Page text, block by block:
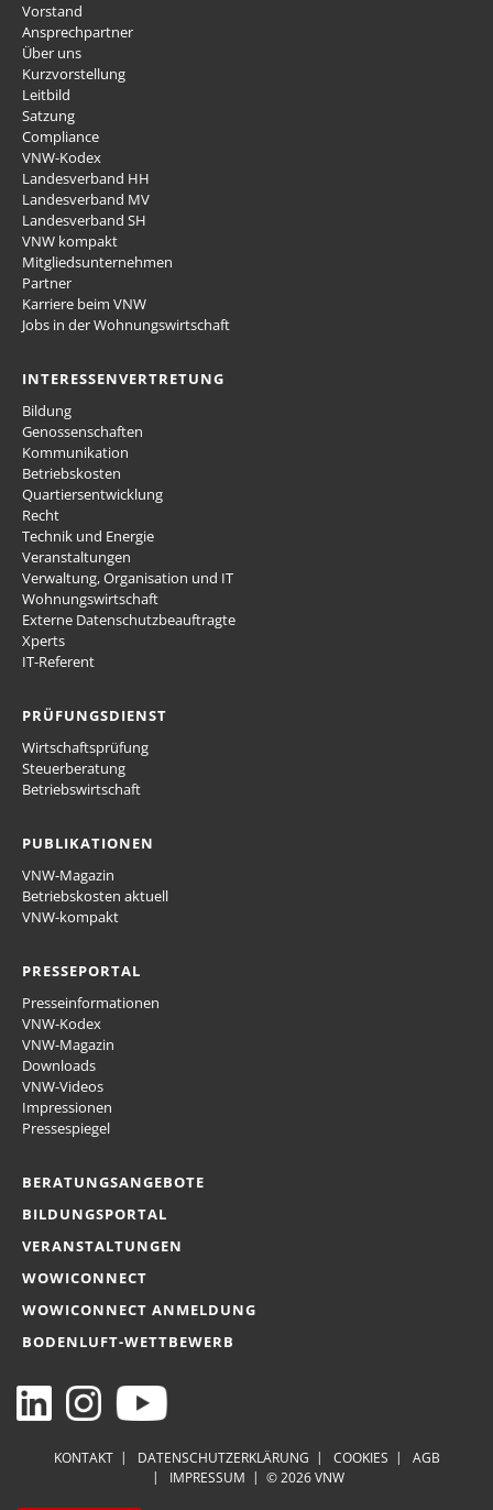
Vorstand
Ansprechpartner
Über uns
Kurzvorstellung
Leitbild
Satzung
Compliance
VNW-Kodex
Landesverband HH
Landesverband MV
Landesverband SH
VNW kompakt
Mitgliedsunternehmen
Partner
Karriere beim VNW
Jobs in der Wohnungswirtschaft
INTERESSENVERTRETUNG
Bildung
Genossenschaften
Kommunikation
Betriebskosten
Quartiersentwicklung
Recht
Technik und Energie
Veranstaltungen
Verwaltung, Organisation und IT
Wohnungswirtschaft
Externe Datenschutzbeauftragte
Xperts
IT-Referent
PRÜFUNGSDIENST
Wirtschaftsprüfung
Steuerberatung
Betriebswirtschaft
PUBLIKATIONEN
VNW-Magazin
Betriebskosten aktuell
VNW-kompakt
PRESSEPORTAL
Presseinformationen
VNW-Kodex
VNW-Magazin
Downloads
VNW-Videos
Impressionen
Pressespiegel
BERATUNGSANGEBOTE
BILDUNGSPORTAL
VERANSTALTUNGEN
WOWICONNECT
WOWICONNECT ANMELDUNG
BODENLUFT-WETTBEWERB
KONTAKT DATENSCHUTZERKLÄRUNG COOKIES
AGB
IMPRESSUM
© 2026 VNW